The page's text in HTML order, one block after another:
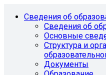
Сведения об
Сведения об
Основные
Структура и
Документы